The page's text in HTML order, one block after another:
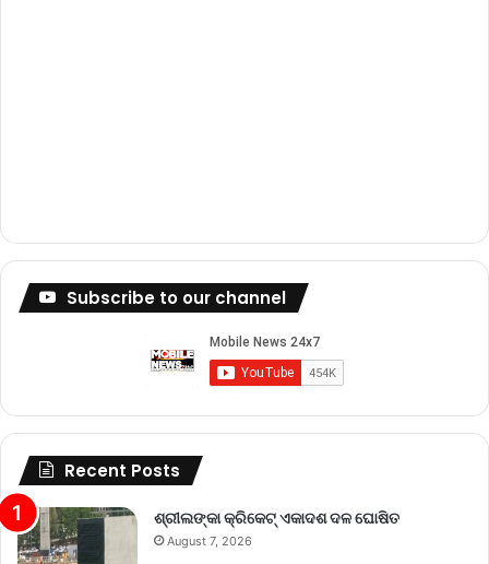
Subscribe to our channel
Recent Posts
ଶ୍ରୀଲଙ୍କା କ୍ରିକେଟ୍‌ ଏକାଦଶ ଦଳ ଘୋଷିତ
August 7, 2026